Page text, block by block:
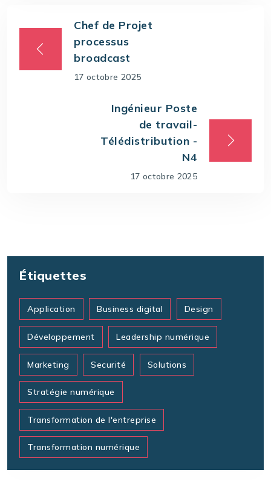
Chef de Projet
processus
broadcast
17 octobre 2025
Ingénieur Poste
de travail-
Télédistribution -
N4
17 octobre 2025
Étiquettes
Application Business digital Design
Développement Leadership numérique
Marketing Securité Solutions
Stratégie numérique
Transformation de l'entreprise
Transformation numérique